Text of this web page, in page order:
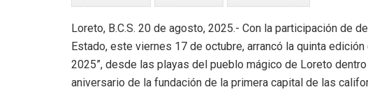
Loreto, B.C.S. 20 de agosto, 2025.- Con la participación de
Estado, este viernes 17 de octubre, arrancó la quinta
2025”, desde las playas del pueblo mágico de Loreto
aniversario de la fundación de la primera capital de las